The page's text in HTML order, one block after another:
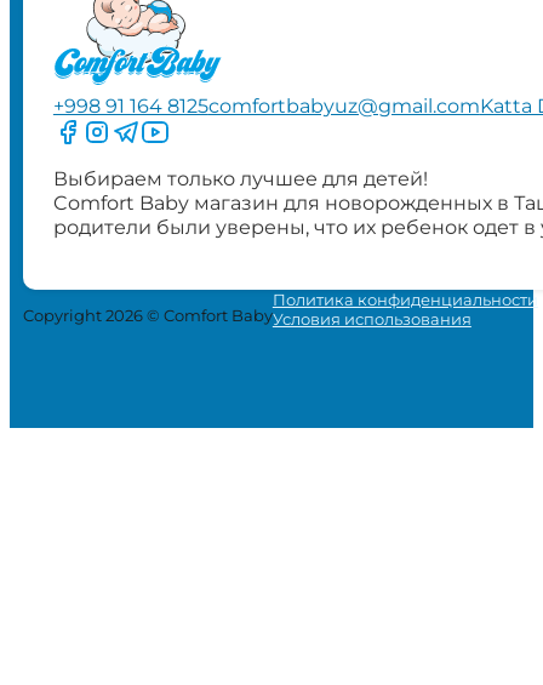
+998 91 164 8125comfortbabyuz@gmail.comKatta
Следите за нами на Facebook
Следите за нами в Instagram
Следите за нами в Telegram
Следите за нами в YouTube
Выбираем только лучшее для детей!
Comfort Baby магазин для новорожденных в
родители были уверены, что их ребенок одет
Copyright 2026 © Comfort Baby
Политика конфиденциальности
Условия использования